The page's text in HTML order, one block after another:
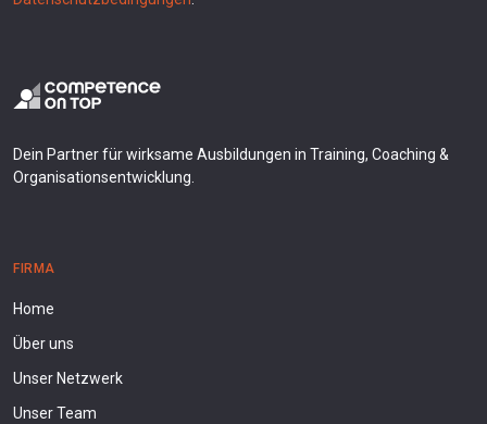
Dein Partner für wirksame Ausbildungen in Training, Coaching &
Organisationsentwicklung.
FIRMA
Home
Über uns
Unser Netzwerk
Unser Team